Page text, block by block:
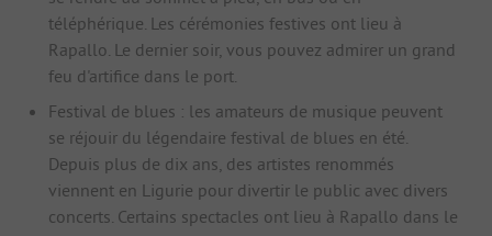
téléphérique. Les cérémonies festives ont lieu à
Rapallo. Le dernier soir, vous pouvez admirer un grand
feu d'artifice dans le port.
Festival de blues : les amateurs de musique peuvent
se réjouir du légendaire festival de blues en été.
Depuis plus de dix ans, des artistes renommés
viennent en Ligurie pour divertir le public avec divers
concerts. Certains spectacles ont lieu à Rapallo dans le